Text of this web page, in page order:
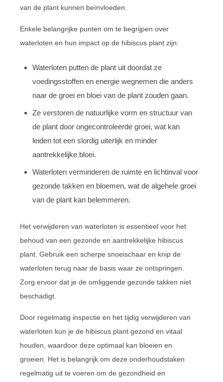
van de plant kunnen beïnvloeden.
Enkele belangrijke punten om te begrijpen over
waterloten en hun impact op de hibiscus plant zijn:
Waterloten putten de plant uit doordat ze
voedingsstoffen en energie wegnemen die anders
naar de groei en bloei van de plant zouden gaan.
Ze verstoren de natuurlijke vorm en structuur van
de plant door ongecontroleerde groei, wat kan
leiden tot een slordig uiterlijk en minder
aantrekkelijke bloei.
Waterloten verminderen de ruimte en lichtinval voor
gezonde takken en bloemen, wat de algehele groei
van de plant kan belemmeren.
Het verwijderen van waterloten is essentieel voor het
behoud van een gezonde en aantrekkelijke hibiscus
plant. Gebruik een scherpe snoeischaar en knip de
waterloten terug naar de basis waar ze ontspringen.
Zorg ervoor dat je de omliggende gezonde takken niet
beschadigt.
Door regelmatig inspectie en het tijdig verwijderen van
waterloten kun je de hibiscus plant gezond en vitaal
houden, waardoor deze optimaal kan bloeien en
groeien. Het is belangrijk om deze onderhoudstaken
regelmatig uit te voeren om de gezondheid en